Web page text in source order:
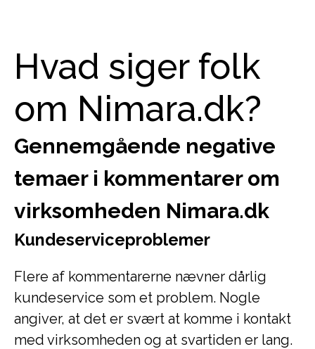
Hvad siger folk
om Nimara.dk?
Gennemgående negative
temaer i kommentarer om
virksomheden Nimara.dk
Kundeserviceproblemer
Flere af kommentarerne nævner dårlig
kundeservice som et problem. Nogle
angiver, at det er svært at komme i kontakt
med virksomheden og at svartiden er lang.